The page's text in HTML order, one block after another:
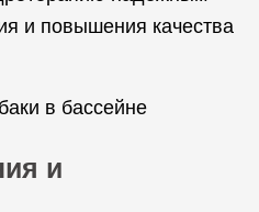
и повышения качества
и